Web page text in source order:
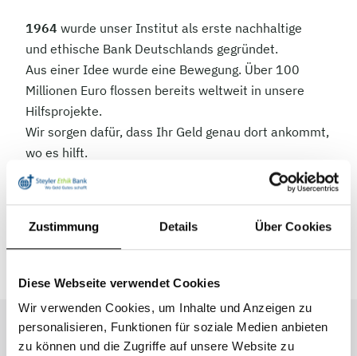
Zustimmung Details Über Cookies
Diese Webseite verwendet Cookies
Wir verwenden Cookies, um Inhalte und Anzeigen zu
personalisieren, Funktionen für soziale Medien anbieten
zu können und die Zugriffe auf unsere Website zu
1964 wurde unser Institut als erste nachhaltige
und ethische Bank Deutschlands gegründet.
Aus einer Idee wurde eine Bewegung. Über 100
Millionen Euro flossen bereits weltweit in unsere
Hilfsprojekte.
Wir sorgen dafür, dass Ihr Geld genau dort ankommt,
wo es hilft.
Werden auch Sie Teil einer sinnstiftenden
Community.
Mehr über uns